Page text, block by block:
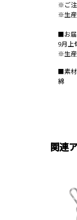
※ご注
※生産
■お
9月上
※生産
■素材
綿
関連